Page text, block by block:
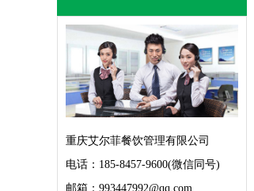
重庆艾尔菲餐饮管理有限公司
电话：185-8457-9600(微信同号)
邮箱：993447992@qq.com